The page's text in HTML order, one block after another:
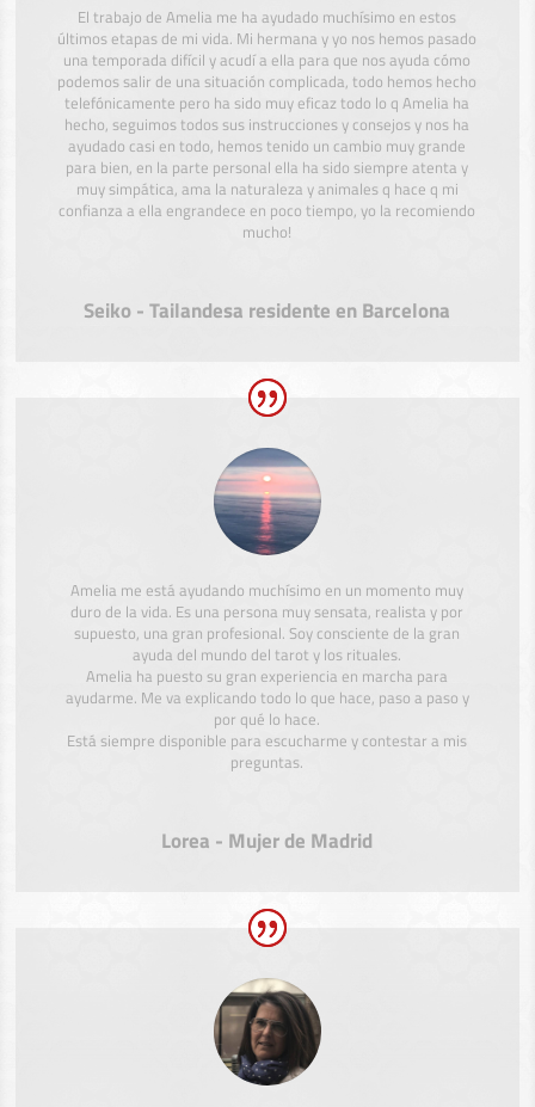
El trabajo de Amelia me ha ayudado muchísimo en estos
últimos etapas de mi vida. Mi hermana y yo nos hemos pasado
una temporada difícil y acudí a ella para que nos ayuda cómo
podemos salir de una situación complicada, todo hemos hecho
telefónicamente pero ha sido muy eficaz todo lo q Amelia ha
hecho, seguimos todos sus instrucciones y consejos y nos ha
ayudado casi en todo, hemos tenido un cambio muy grande
para bien, en la parte personal ella ha sido siempre atenta y
muy simpática, ama la naturaleza y animales q hace q mi
confianza a ella engrandece en poco tiempo, yo la recomiendo
mucho!
Seiko - Tailandesa residente en Barcelona
Amelia me está ayudando muchísimo en un momento muy
duro de la vida. Es una persona muy sensata, realista y por
supuesto, una gran profesional. Soy consciente de la gran
ayuda del mundo del tarot y los rituales.
Amelia ha puesto su gran experiencia en marcha para
ayudarme. Me va explicando todo lo que hace, paso a paso y
por qué lo hace.
Está siempre disponible para escucharme y contestar a mis
preguntas.
Lorea - Mujer de Madrid